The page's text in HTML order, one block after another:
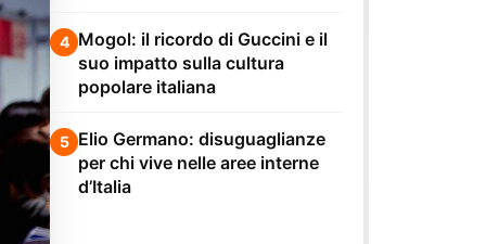
4 Mogol: il ricordo di Guccini e il
suo impatto sulla cultura
popolare italiana
5 Elio Germano: disuguaglianze
per chi vive nelle aree interne
d’Italia